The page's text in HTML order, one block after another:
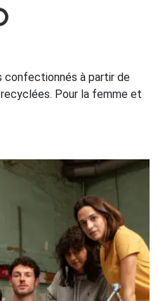
confectionnés à partir de
Pour la femme et